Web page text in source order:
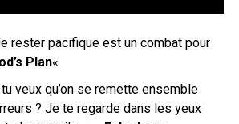
rester pacifique est un combat pour
Plan«
veux qu’on se remette ensemble
? Je te regarde dans les yeux